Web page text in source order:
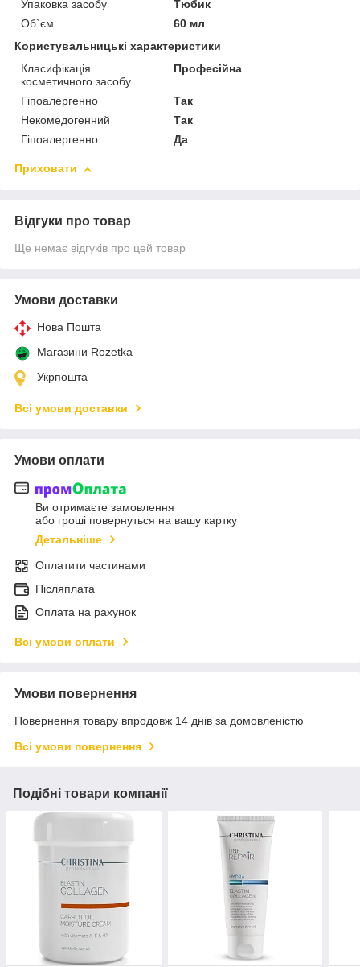
Упаковка засобу
Тюбик
Об`єм
60 мл
Користувальницькі характеристики
Класифікація
косметичного засобу
Професійна
Гіпоалергенно
Так
Некомедогенний
Так
Гіпоалергенно
Да
Приховати
Відгуки про товар
Ще немає відгуків про цей товар
Умови доставки
Нова Пошта
Магазини Rozetka
Укрпошта
Всі умови доставки
Умови оплати
Ви отримаєте замовлення
або гроші повернуться на вашу картку
Детальніше
Оплатити частинами
Післяплата
Оплата на рахунок
Всі умови оплати
Умови повернення
Повернення товару впродовж 14 днів за домовленістю
Всі умови повернення
Подібні товари компанії